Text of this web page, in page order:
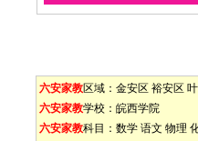
六安家教区域： 金安区 裕安区
六安家教学校： 皖西学院
六安家教科目： 数学 语文 物理